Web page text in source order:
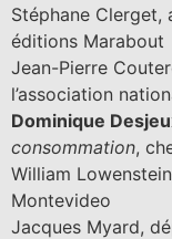
Stéphane Clerget,
éditions Marabout
Jean-Pierre
l’association
Dominique
consommation,
William
Montevideo
Jacques Myard,